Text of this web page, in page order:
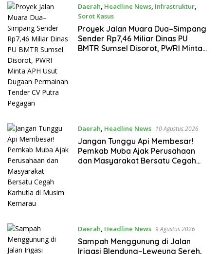
Daerah Headline News, Infrastruktur,
Sorot Kasus
10 Agustus 2026
Proyek Jalan Muara Dua–Simpang
Sender Rp7,46 Miliar Dinas PU
BMTR Sumsel Disorot, PWRI Minta
Daerah Headline News 10 Agustus 2026
Jangan Tunggu Api Membesar!
Pemkab Muba Ajak Perusahaan
dan Masyarakat Bersatu Cegah
Daerah Headline News 9 Agustus 2026
Sampah Menggunung di Jalan
Irigasi Blendung–Leweung Sereh,